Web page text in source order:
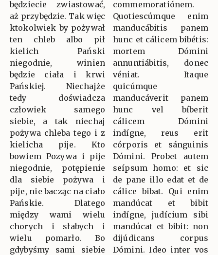
będziecie zwiastować,
aż przybędzie. Tak więc
ktokolwiek by pożywał
ten chleb albo pił
kielich Pański
niegodnie, winien
będzie ciała i krwi
Pańskiej. Niechajże
tedy doświadcza
człowiek samego
siebie, a tak niechaj
pożywa chleba tego i z
kielicha pije. Kto
bowiem Pozywa i pije
niegodnie, potępienie
dla siebie pożywa i
pije, nie bacząc na ciało
Pańskie. Dlatego
między wami wielu
chorych i słabych i
wielu pomarło. Bo
gdybyśmy sami siebie
commemoratiónem.
Quotiescúmque enim
manducábitis panem
hunc et cálicem bibétis:
mortem Dómini
annuntiábitis, donec
véniat. Itaque
quicúmque
manducáverit panem
hunc vel bíberit
cálicem Dómini
indígne, reus erit
córporis et sánguinis
Dómini. Probet autem
seípsum homo: et sic
de pane illo edat et de
cálice bibat. Qui enim
mandúcat et bibit
indígne, judícium sibi
mandúcat et bibit: non
dijúdicans corpus
Dómini. Ideo inter vos